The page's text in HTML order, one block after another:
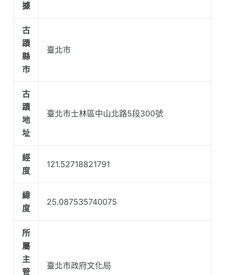
據
古
蹟
縣
市
臺北市
古
蹟
地
址
臺北市士林區中山北路5段300號
經
度
121.52718821791
緯
度
25.087535740075
所
屬
主
管
臺北市政府文化局